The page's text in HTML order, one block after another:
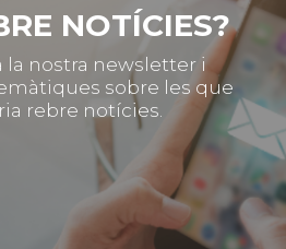
NOTÍCIES?
la nostra newsletter i
sobre les que
rebre notícies.